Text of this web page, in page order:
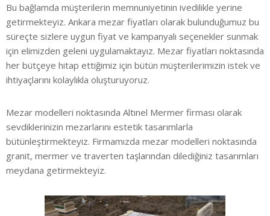
Bu bağlamda müşterilerin memnuniyetinin ivedilikle yerine
getirmekteyiz. Ankara mezar fiyatları olarak bulunduğumuz bu
süreçte sizlere uygun fiyat ve kampanyalı seçenekler sunmak
için elimizden geleni uygulamaktayız. Mezar fiyatları noktasında
her bütçeye hitap ettiğimiz için bütün müşterilerimizin istek ve
ihtiyaçlarını kolaylıkla oluşturuyoruz.
Mezar modelleri noktasında Altınel Mermer firması olarak
sevdiklerinizin mezarlarını estetik tasarımlarla
bütünleştirmekteyiz. Firmamızda mezar modelleri noktasında
granit, mermer ve traverten taşlarından dilediğiniz tasarımları
meydana getirmekteyiz.